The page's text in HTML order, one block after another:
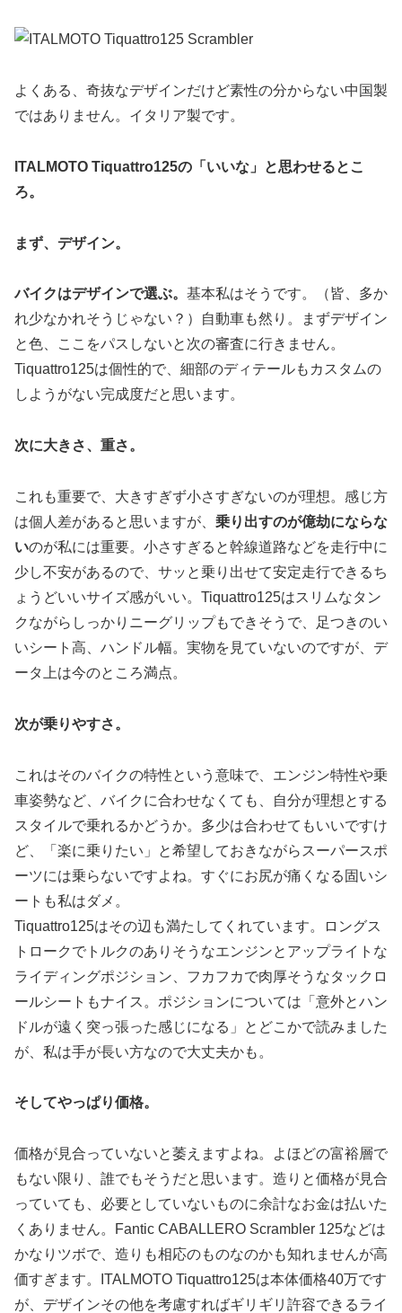
よくある、奇抜なデザインだけど素性の分からない中国製
ではありません。イタリア製です。
ITALMOTO Tiquattro125の「いいな」と思わせるとこ
ろ。
まず、デザイン。
バイクはデザインで選ぶ。 基本私はそうです。（皆、多か
れ少なかれそうじゃない？）自動車も然り。まずデザイン
と色、ここをパスしないと次の審査に行きません。
Tiquattro125は個性的で、細部のディテールもカスタムの
しようがない完成度だと思います。
次に大きさ、重さ。
これも重要で、大きすぎず小さすぎないのが理想。感じ方
は個人差があると思いますが、 乗り出すのが億劫にならな
いのが私には重要。小さすぎると幹線道路などを走行中に
少し不安があるので、サッと乗り出せて安定走行できるち
ょうどいいサイズ感がいい。Tiquattro125はスリムなタン
クながらしっかりニーグリップもできそうで、足つきのい
いシート高、ハンドル幅。実物を見ていないのですが、デ
ータ上は今のところ満点。
次が乗りやすさ。
これはそのバイクの特性という意味で、エンジン特性や乗
車姿勢など、バイクに合わせなくても、自分が理想とする
スタイルで乗れるかどうか。多少は合わせてもいいですけ
ど、「楽に乗りたい」と希望しておきながらスーパースポ
ーツには乗らないですよね。すぐにお尻が痛くなる固いシ
ートも私はダメ。
Tiquattro125はその辺も満たしてくれています。ロングス
トロークでトルクのありそうなエンジンとアップライトな
ライディングポジション、フカフカで肉厚そうなタックロ
ールシートもナイス。ポジションについては「意外とハン
ドルが遠く突っ張った感じになる」とどこかで読みました
が、私は手が長い方なので大丈夫かも。
そしてやっぱり価格。
価格が見合っていないと萎えますよね。よほどの富裕層で
もない限り、誰でもそうだと思います。造りと価格が見合
っていても、必要としていないものに余計なお金は払いた
くありません。Fantic CABALLERO Scrambler 125などは
かなりツボで、造りも相応のものなのかも知れませんが高
価すぎます。ITALMOTO Tiquattro125は本体価格40万です
が、デザインその他を考慮すればギリギリ許容できるライ